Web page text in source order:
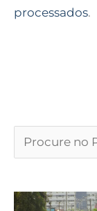
processados.